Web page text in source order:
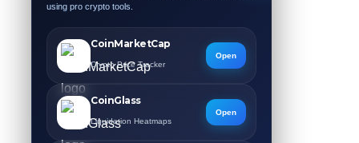
using pro crypto tools.
CoinMarketCap
Crypto Price Tracker
Open
CoinGlass
Liquidation Heatmaps
Open